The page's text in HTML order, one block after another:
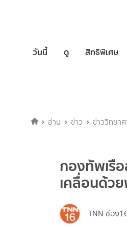
วันนี้ ดู สิทธิพิเศษ
อ่าน ข่าว ข่าววิทยาศ
กองทัพเรื
เคลื่อนด้ว
TNN ช่อง